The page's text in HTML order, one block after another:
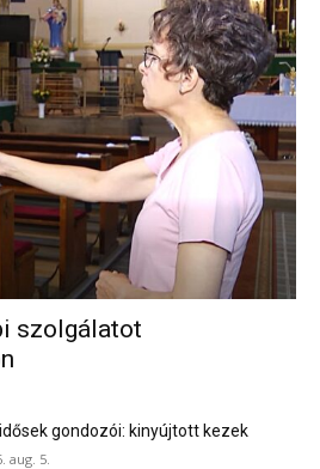
szolgálatot
gondozói: kinyújtott kezek
aug. 5.